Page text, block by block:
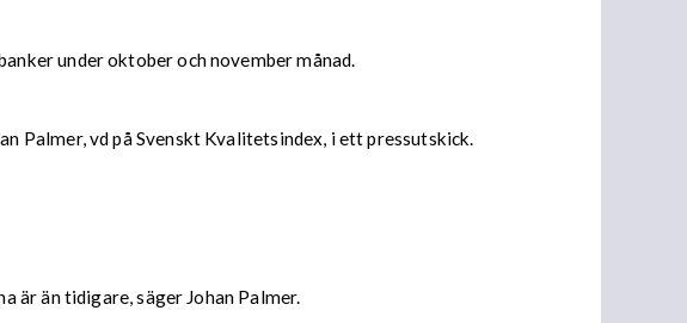
under oktober och november månad.
Palmer, vd på Svenskt Kvalitetsindex, i ett pressutskick.
är än tidigare, säger Johan Palmer.